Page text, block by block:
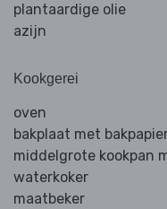
plantaardige olie
azijn
Kookgerei
oven
bakplaat met
middelgrote kookpan
waterkoker
maatbeker